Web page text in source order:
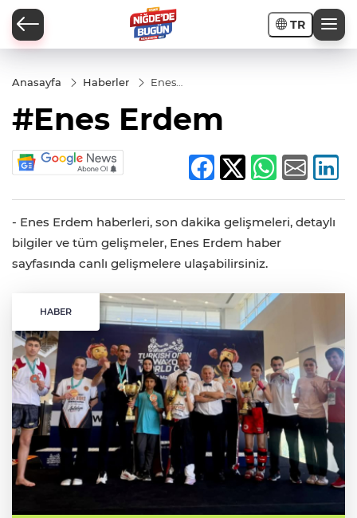
TR
Anasayfa Haberler
Enes
#Enes Erdem
- Enes Erdem haberleri, son dakika gelişmeleri, detaylı
bilgiler ve tüm gelişmeler, Enes Erdem haber
sayfasında canlı gelişmelere ulaşabilirsiniz.
HABER